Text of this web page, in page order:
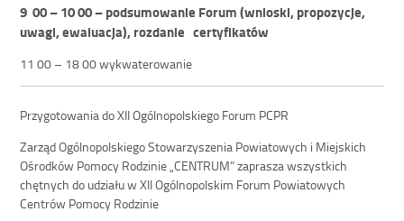
9 00 – 10 00 –podsumowanie Forum (wnioski, propozycje,
uwagi, ewaluacja), rozdanie certyfikatów
11 00 – 18 00 wykwaterowanie
Przygotowania do XII Ogólnopolskiego Forum PCPR
Zarząd Ogólnopolskiego Stowarzyszenia Powiatowych i Miejskich
Ośrodków Pomocy Rodzinie „CENTRUM” zaprasza wszystkich
chętnych do udziału w XII Ogólnopolskim Forum Powiatowych
Centrów Pomocy Rodzinie